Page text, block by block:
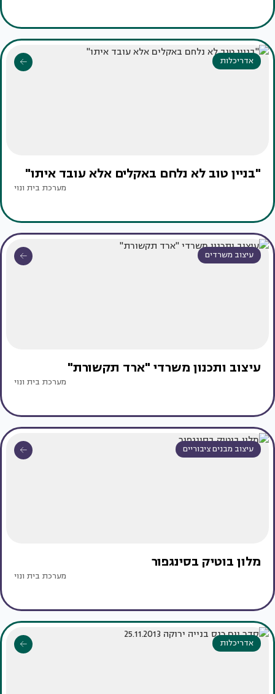
אדריכלות
"בניין טוב לא נלחם באקלים אלא עובד איתו"
מערכת בית ונוי
עיצוב משרדים
עיצוב ותכנון משרדי "ארד תקשורת"
מערכת בית ונוי
עיצוב מבנים ציבוריים
מלון בוטיק בסינגפור
מערכת בית ונוי
אדריכלות